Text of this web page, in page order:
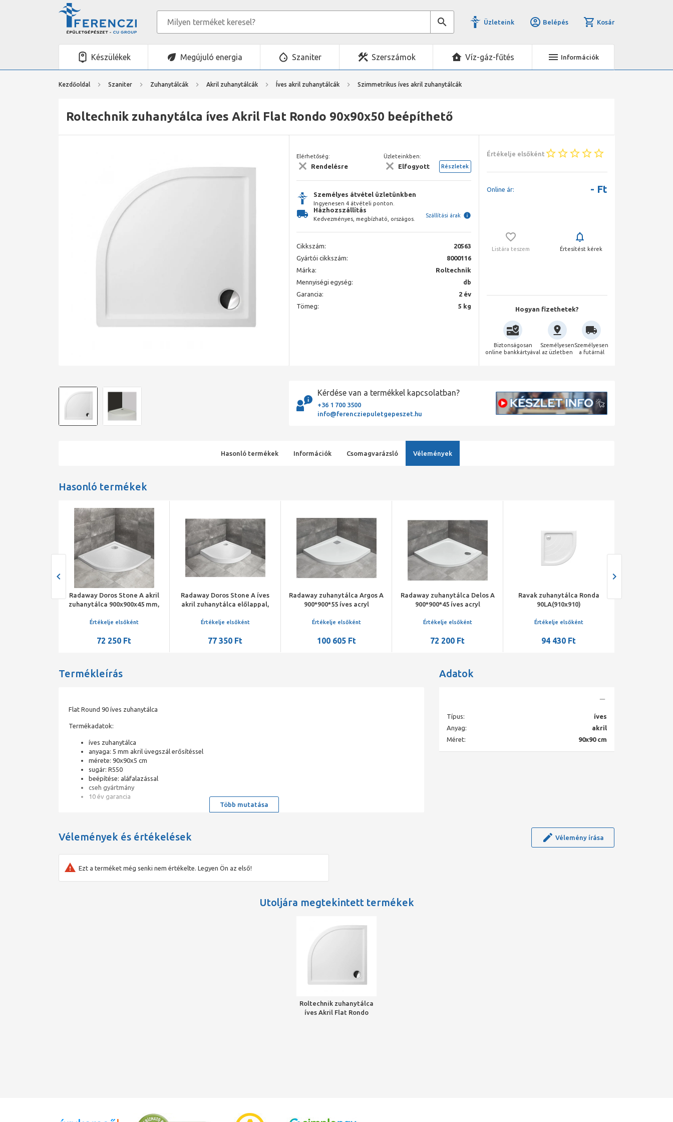
Üzleteink Belépés Kosár
Készülékek Megújuló energia Szaniter Szerszámok Víz-gáz-fűtés Információk
Kezdőoldal Szaniter Zuhanytálcák Akril zuhanytálcák Íves akril zuhanytálcák Szimmetrikus íves akril zuhanytálcák
Roltechnik zuhanytálca íves Akril Flat Rondo 90x90x50 beépíthető
Elérhetőség:
Rendelésre
Üzleteinkben:
Elfogyott Részletek
Személyes átvétel üzletünkben
Ingyenesen 4 átvételi ponton.
Házhozszállítás
Kedvezményes, megbízható, országos.
Szállítási árak
Cikkszám:
20563
Gyártói cikkszám:
8000116
Márka:
Roltechnik
Mennyiségi egység:
db
Garancia:
2 év
Tömeg:
5 kg
Értékelje elsőként
Online ár: - Ft
Listára teszem Értesítést kérek
Hogyan fizethetek?
Biztonságosan
online bankkártyával
Személyesen
az üzletben
Személyesen
a futárnál
Kérdése van a termékkel kapcsolatban?
+36 1 700 3500
info@ferencziepuletgepeszet.hu
Hasonló termékek Információk Csomagvarázsló Vélemények
Hasonló termékek
Radaway Doros Stone A akril
zuhanytálca 900x900x45 mm,
Értékelje elsőként
72 250 Ft
Radaway Doros Stone A íves
akril zuhanytálca előlappal,
Értékelje elsőként
77 350 Ft
Radaway zuhanytálca Argos A
900*900*55 íves acryl
Értékelje elsőként
100 605 Ft
Radaway zuhanytálca Delos A
900*900*45 íves acryl
Értékelje elsőként
72 200 Ft
Ravak zuhanytálca Ronda
90LA(910x910)
Értékelje elsőként
94 430 Ft
Termékleírás
Flat Round 90 íves zuhanytálca
Termékadatok:
íves zuhanytálca
anyaga: 5 mm akril üvegszál erősítéssel
mérete: 90x90x5 cm
sugár: R550
beépítése: aláfalazással
cseh gyártmány
10 év garancia
Több mutatása
Adatok
Típus:
íves
Anyag:
akril
Méret:
90x90 cm
Vélemények és értékelések Vélemény írása
Ezt a terméket még senki nem értékelte. Legyen Ön az első!
Utoljára megtekintett termékek
Roltechnik zuhanytálca
íves Akril Flat Rondo